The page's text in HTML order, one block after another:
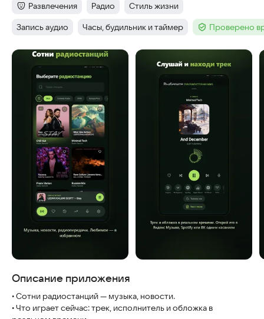
Категория:
Развлечения Тег:
Радио Тег:
Стиль жизни
Тег:
Запись аудио Тег:
Часы, будильник и таймер Тег :Проверено
Скриншоты
Описание приложения
• Сотни радиостанций — музыка, новости.
• Что играет сейчас: трек, исполнитель и обложка в